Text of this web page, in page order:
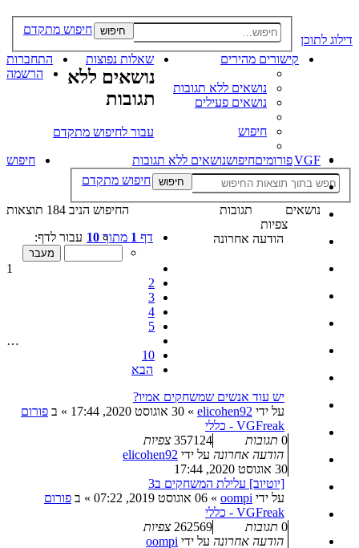
דילוג לתוכן
חיפוש חיפוש מתקדם
קישורים מהירים
נושאים ללא תגובות
נושאים פעילים
חיפוש
שאלות נפוצות
התחברות
הרשמה
VGFפורומיםחיפושנושאים ללא תגובות חיפוש
נושאים ללא
תגובות
עבור לחיפוש מתקדם
חיפוש חיפוש מתקדם
החיפוש הניב 184 תוצאות
דף 1 מתוך 10 עבור לדף:
1
2
3
4
5
…
10
הבא
נושאים
תגובות
צפיות
הודעה אחרונה
יש עוד אנשים שמשחקים אמיו?
על ידי elicohen92
» 30 אוגוסט 2020, 17:44 » ב פורום
VGFreak - כללי
0 תגובות 357124 צפיות
הודעה אחרונה על ידי elicohen92
30 אוגוסט 2020, 17:44
[יוטיוב] עלילת המשחקים ב3
על ידי oompi
» 06 אוגוסט 2019, 07:22 » ב פורום
VGFreak - כללי
0 תגובות 262569 צפיות
הודעה אחרונה על ידי oompi